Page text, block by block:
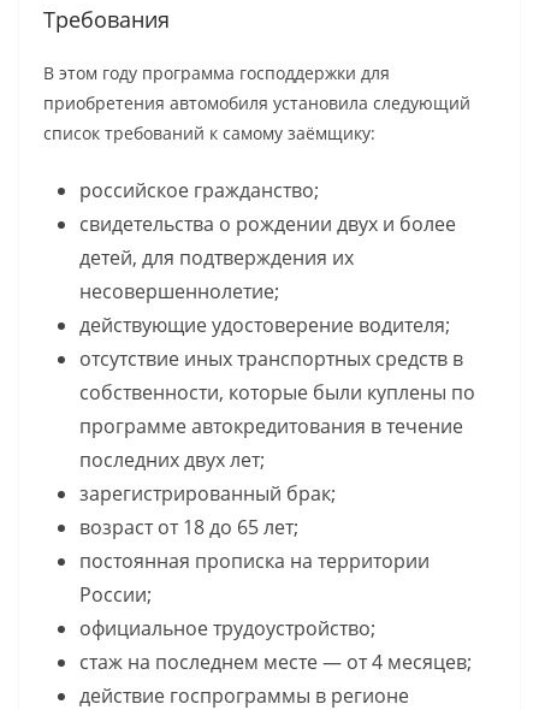
Требования
В этом году программа господдержки для
приобретения автомобиля установила следующий
список требований к самому заёмщику:
российское гражданство;
свидетельства о рождении двух и более
детей, для подтверждения их
несовершеннолетие;
действующие удостоверение водителя;
отсутствие иных транспортных средств в
собственности, которые были куплены по
программе автокредитования в течение
последних двух лет;
зарегистрированный брак;
возраст от 18 до 65 лет;
постоянная прописка на территории
России;
официальное трудоустройство;
стаж на последнем месте — от 4 месяцев;
действие госпрограммы в регионе